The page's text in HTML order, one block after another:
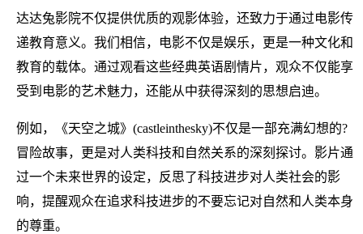
达达兔影院不仅提供优质的观影体验，还致力于通过电影传
递教育意义。我们相信，电影不仅是娱乐，更是一种文化和
教育的载体。通过观看这些经典英语剧情片，观众不仅能享
受到电影的艺术魅力，还能从中获得深刻的思想启迪。
例如，《天空之城》(castleinthesky)不仅是一部充满幻想的?
冒险故事，更是对人类科技和自然关系的深刻探讨。影片通
过一个未来世界的设定，反思了科技进步对人类社会的影
响，提醒观众在追求科技进步的不要忘记对自然和人类本身
的尊重。